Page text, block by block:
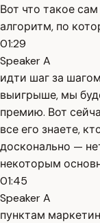
Вот что такое
алгоритм, по
01:29
Speaker A
идти шаг за
выигрыше, мы
премию. Вот
все его знаете,
досконально —
некоторым
01:45
Speaker A
пунктам